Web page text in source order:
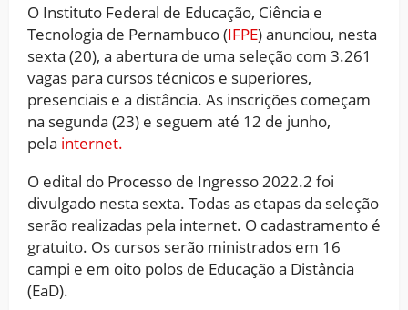
O Instituto Federal de Educação, Ciência e
Tecnologia de Pernambuco (IFPE) anunciou, nesta
sexta (20), a abertura de uma seleção com 3.261
vagas para cursos técnicos e superiores,
presenciais e a distância. As inscrições começam
na segunda (23) e seguem até 12 de junho,
pela internet.
O edital do Processo de Ingresso 2022.2 foi
divulgado nesta sexta. Todas as etapas da seleção
serão realizadas pela internet. O cadastramento é
gratuito. Os cursos serão ministrados em 16
campi e em oito polos de Educação a Distância
(EaD).